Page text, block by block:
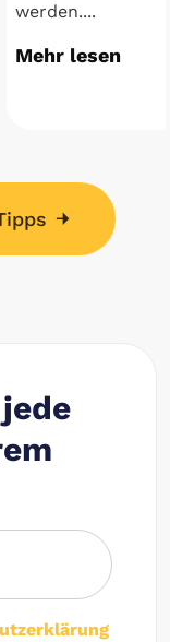
werden....
Mehr lesen